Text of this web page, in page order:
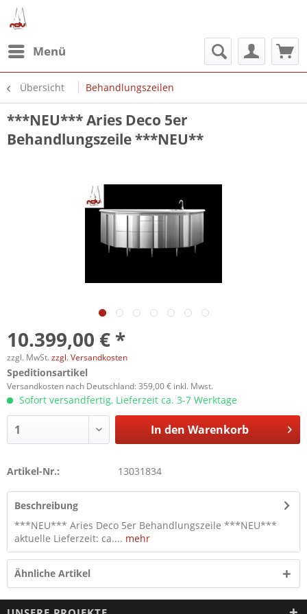
Menü
Übersicht Behandlungszeilen
***NEU*** Aries Deco 5er
Behandlungszeile ***NEU**
10.399,00 € *
zzgl. MwSt. zzgl. Versandkosten
Speditionsartikel
Versandkosten nach Deutschland: 359,00 € inkl. Mwst.
Sofort versandfertig, Lieferzeit ca. 3-7 Werktage
In den Warenkorb
Artikel-Nr.: 13031834
Beschreibung
***NEU*** Aries Deco 5er Behandlungszeile ***NEU***
aktuelle Lieferzeit: ca.... mehr
Ähnliche Artikel